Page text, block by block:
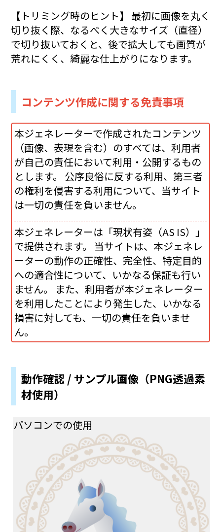
【トリミング時のヒント】 最初に画像を丸く
切り抜く際、なるべく大きなサイズ（直径）
で切り抜いておくと、後で拡大しても画質が
荒れにくく、綺麗な仕上がりになります。
コンテンツ作成に関する免責事項
本ジェネレーターで作成されたコンテンツ
（画像、表現を含む）のすべては、利用者
が自己の責任において利用・公開するもの
とします。 公序良俗に反する利用、第三者
の権利を侵害する利用について、当サイト
は一切の責任を負いません。
本ジェネレーターは「現状有姿（AS IS）」
で提供されます。 当サイトは、本ジェネレ
ーターの動作の正確性、完全性、特定目的
への適合性について、いかなる保証も行い
ません。 また、利用者が本ジェネレーター
を利用したことにより発生した、いかなる
損害に対しても、一切の責任を負いませ
ん。
動作確認 / サンプル画像（PNG透過素
材使用）
パソコンでの使用